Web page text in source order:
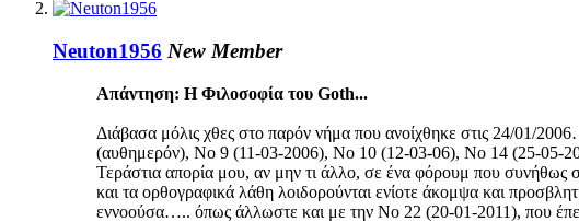
Neuton1956 New Member
Απάντηση: Η Φιλοσοφία του Goth...
Διάβασα μόλις χθες στο παρόν νήμα που ανοίχθηκε στις 24/01/
(αυθημερόν), Νο 9 (11-03-2006), Νο 10 (12-03-06), Νο 14 (25-05-
Τεράστια απορία μου, αν μην τι άλλο, σε ένα φόρουμ που συνήθως
και τα ορθογραφικά λάθη λοιδορούνται ενίοτε άκομψα και
εννοούσα….. όπως άλλωστε και με την Νο 22 (20-01-2011), που